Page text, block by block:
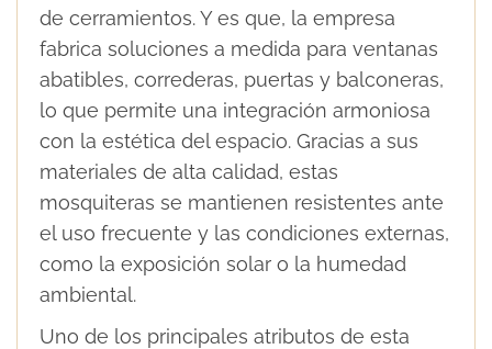
de cerramientos. Y es que, la empresa
fabrica soluciones a medida para ventanas
abatibles, correderas, puertas y balconeras,
lo que permite una integración armoniosa
con la estética del espacio. Gracias a sus
materiales de alta calidad, estas
mosquiteras se mantienen resistentes ante
el uso frecuente y las condiciones externas,
como la exposición solar o la humedad
ambiental.
Uno de los principales atributos de esta